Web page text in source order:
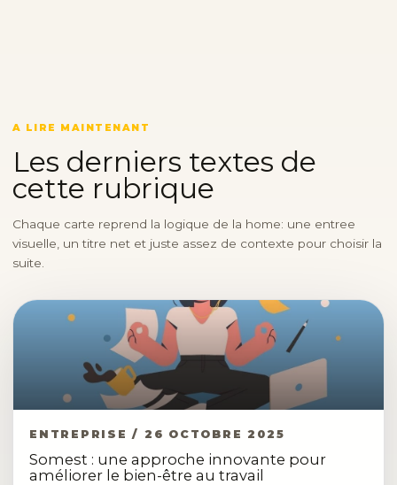
A LIRE MAINTENANT
Les derniers textes de
cette rubrique
Chaque carte reprend la logique de la home: une entree
visuelle, un titre net et juste assez de contexte pour choisir la
suite.
ENTREPRISE / 26 OCTOBRE 2025
Somest : une approche innovante pour
améliorer le bien-être au travail